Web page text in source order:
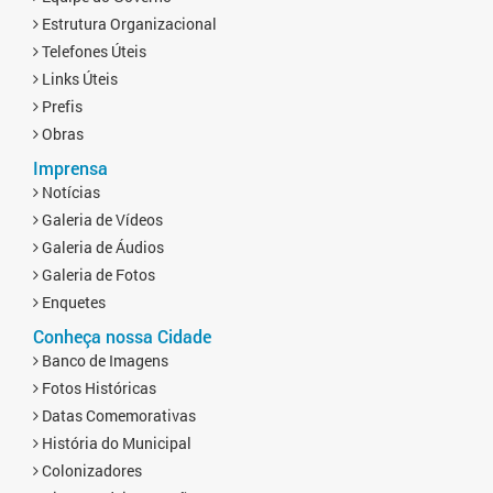
Estrutura Organizacional
Telefones Úteis
Links Úteis
Prefis
Obras
Imprensa
Notícias
Galeria de Vídeos
Galeria de Áudios
Galeria de Fotos
Enquetes
Conheça nossa Cidade
Banco de Imagens
Fotos Históricas
Datas Comemorativas
História do Municipal
Colonizadores